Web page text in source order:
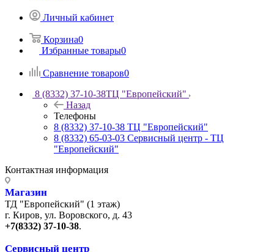
Личный кабинет
Корзина0
Избранные товары0
Сравнение товаров0
8 (8332) 37-10-38ТЦ "Европейский"
Назад
Телефоны
8 (8332) 37-10-38 ТЦ "Европейский"
8 (8332) 65-03-03 Сервисный центр - ТЦ
"Европейский"
Контактная информация
Магазин
ТД "Европейский" (1 этаж)
г. Киров, ул. Воровского, д. 43
+7(8332) 37-10-38.
Сервисный центр